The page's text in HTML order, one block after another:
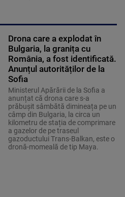
Drona care a explodat în
Bulgaria, la granița cu
România, a fost identificată.
Anunțul autorităților de la
Sofia
Ministerul Apărării de la Sofia a
anunțat că drona care s-a
prăbușit sâmbătă dimineața pe un
câmp din Bulgaria, la circa un
kilometru de stația de comprimare
a gazelor de pe traseul
gazoductului Trans-Balkan, este o
dronă-momeală de tip Maya.